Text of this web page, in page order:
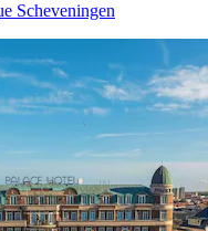
Scheveningen